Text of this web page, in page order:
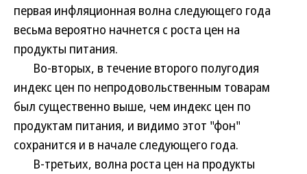
первая инфляционная волна следующего года
весьма вероятно начнется с роста цен на
продукты питания.
Во-вторых, в течение второго полугодия
индекс цен по непродовольственным товарам
был существенно выше, чем индекс цен по
продуктам питания, и видимо этот "фон"
сохранится и в начале следующего года.
В-третьих, волна роста цен на продукты